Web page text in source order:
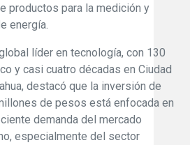
productos para la medición y
energía.
líder en tecnología, con 130
y casi cuatro décadas en Ciudad
destacó que la inversión de
de pesos está enfocada en
demanda del mercado
especialmente del sector